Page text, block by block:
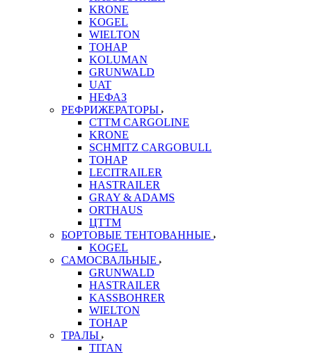
KRONE
KOGEL
WIELTON
ТОНАР
KOLUMAN
GRUNWALD
UAT
НЕФАЗ
РЕФРИЖЕРАТОРЫ
CTTM CARGOLINE
KRONE
SCHMITZ CARGOBULL
ТОНАР
LECITRAILER
HASTRAILER
GRAY & ADAMS
ORTHAUS
ЦТТМ
БОРТОВЫЕ ТЕНТОВАННЫЕ
KOGEL
САМОСВАЛЬНЫЕ
GRUNWALD
HASTRAILER
KASSBOHRER
WIELTON
ТОНАР
ТРАЛЫ
TITAN